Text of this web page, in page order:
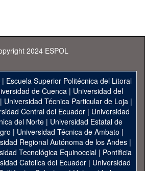
2024 ESPOL
| Escuela Superior Politécnica del Litoral
de Cuenca| Universidad del
Universidad Técnica Particular de Loja|
Central del Ecuador| Universidad
del Norte | Universidad Estatal de
| Universidad Técnica de Ambato |
Regional Autónoma de los Andes|
Tecnológica Equinoccial| Pontificia
Catolica del Ecuador | Universidad